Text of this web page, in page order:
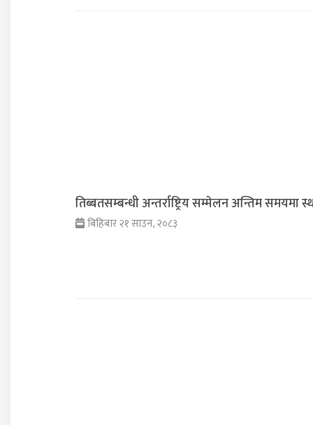
तिब्बतसम्बन्धी अन्तर्राष्ट्रिय सम्मेलन अन्तिम समयमा
बिहिबार २१ साउन, २०८३